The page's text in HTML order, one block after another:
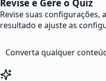
Revise e Gere o Quiz
Revise suas
resultado e ajuste as
Converta qualquer